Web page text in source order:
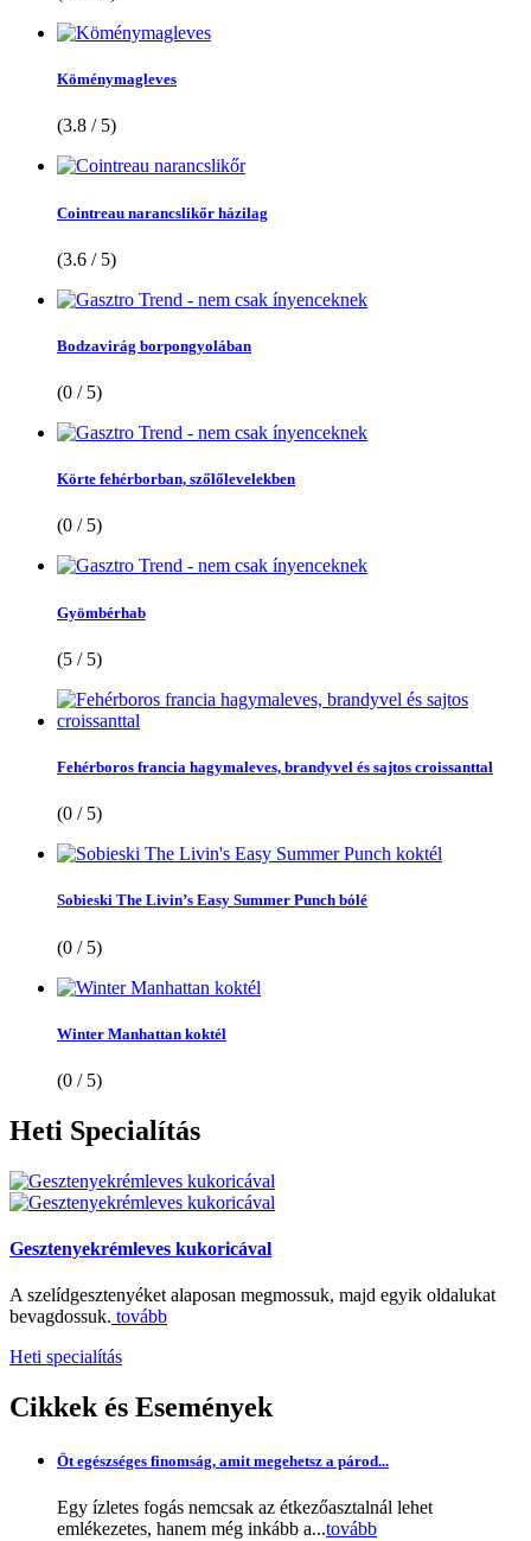
Köménymagleves
(3.8 / 5)
Cointreau narancslikőr házilag
(3.6 / 5)
Bodzavirág borpongyolában
(0 / 5)
Körte fehérborban, szőlőlevelekben
(0 / 5)
Gyömbérhab
(5 / 5)
Fehérboros francia hagymaleves, brandyvel és sajtos croissanttal
(0 / 5)
Sobieski The Livin’s Easy Summer Punch bólé
(0 / 5)
Winter Manhattan koktél
(0 / 5)
Heti Specialítás
Gesztenyekrémleves kukoricával
A szelídgesztenyéket alaposan megmossuk, majd egyik oldalukat
bevagdossuk. tovább
Heti specialítás
Cikkek és Események
Öt egészséges finomság, amit megehetsz a párod...
Egy ízletes fogás nemcsak az étkezőasztalnál lehet
emlékezetes, hanem még inkább a...tovább